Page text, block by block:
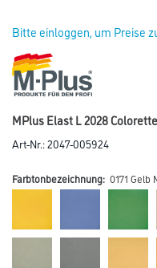
Bitte einloggen, um Preise
MPlus Elast L 2028
Art-Nr.:2047-005924
Farbtonbezeichnung: 0171 Gelb